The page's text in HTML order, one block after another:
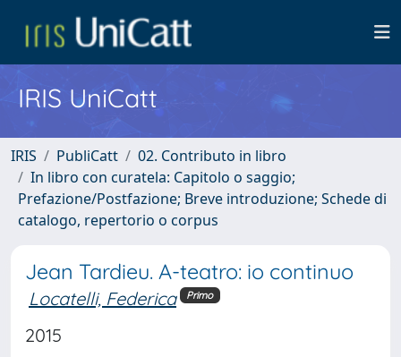
IRIS UniCatt
IRIS PubliCatt
02. Contributo in libro
In libro con curatela: Capitolo o saggio;
Prefazione/Postfazione; Breve introduzione; Schede di
catalogo, repertorio o corpus
Jean Tardieu. A-teatro: io continuo
Locatelli, Federica Primo
2015